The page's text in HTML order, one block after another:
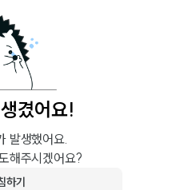
겼어요!
발생했어요.
해주시겠어요?
하기